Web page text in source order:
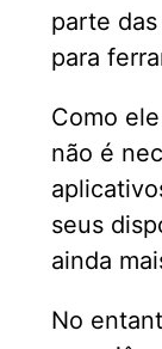
parte
para
Como
não é
seus
ainda
No